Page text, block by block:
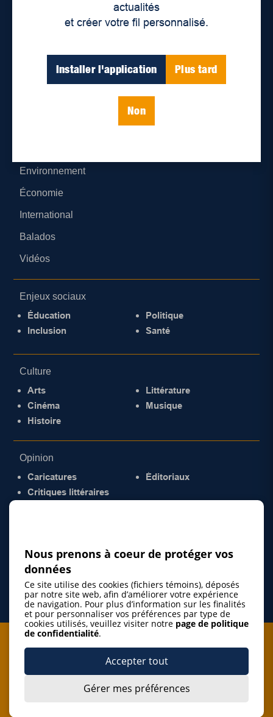
actualités
et créer votre fil personnalisé.
Installer l'application Plus tard
Non
Parutions numériques
Environnement
Économie
International
Balados
Vidéos
Enjeux sociaux
Éducation
Inclusion
Politique
Santé
Culture
Arts
Cinéma
Histoire
Littérature
Musique
Opinion
Caricatures
Critiques littéraires
Éditoriaux
Je m'abonne à l'infolettre
J’accepte de m’abonner à l’infolettre de La Gazette de la
Nous prenons à coeur de protéger vos
données
Ce site utilise des cookies (fichiers témoins), déposés
par notre site web, afin d’améliorer votre expérience
de navigation. Pour plus d’information sur les finalités
et pour personnaliser vos préférences par type de
cookies utilisés, veuillez visiter notre page de politique
de confidentialité.
Accepter tout
Gérer mes préférences